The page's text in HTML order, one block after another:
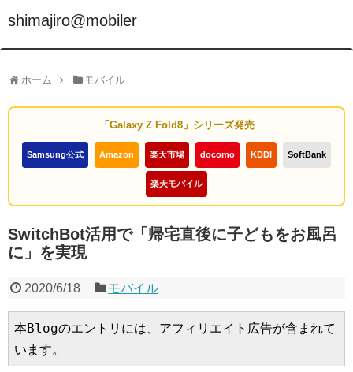
shimajiro@mobiler
ホーム モバイル
「Galaxy Z Fold8」シリーズ発売
Samsung公式 Amazon 楽天市場 docomo KDDI SoftBank
楽天モバイル
SwitchBot活用で「帰宅直後に子どもをお風呂
に」を実現
2020/6/18 モバイル
本Blogのエントリには、アフィリエイト広告が含まれて
います。